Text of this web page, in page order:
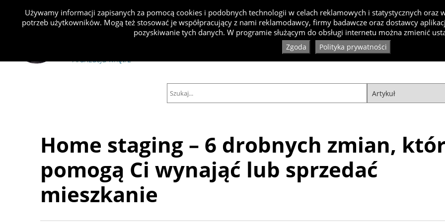
Projekty Inspiracje Artykuły Produkty Specjaliści
Home staging – 6 drobnych zmian,
pomogą Ci wynająć lub sprzedać
mieszkanie
Używamy informacji zapisanych za pomocą cookies i podobnych technologii w celach reklamowych i statystycznych
potrzeb użytkowników. Mogą też stosować je współpracujący z nami reklamodawcy, firmy badawcze oraz dostawcy
pozyskiwanie tych danych. W programie służącym do obsługi internetu można zmienić
Zgoda Polityka prywatności